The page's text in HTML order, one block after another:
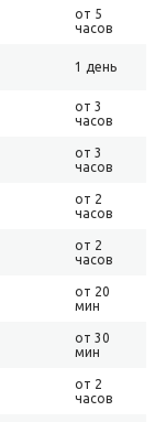
от 5
часов
1 день
от 3
часов
от 3
часов
от 2
часов
от 2
часов
от 20
мин
от 30
мин
от 2
часов